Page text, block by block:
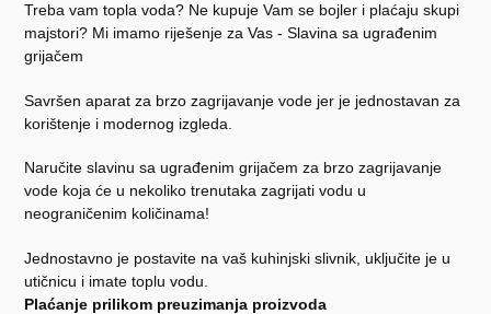
Treba vam topla voda? Ne kupuje Vam se bojler i plaćaju skupi
majstori? Mi imamo riješenje za Vas - Slavina sa ugrađenim
grijačem
Savršen aparat za brzo zagrijavanje vode jer je jednostavan za
korištenje i modernog izgleda.
Naručite slavinu sa ugrađenim grijačem za brzo zagrijavanje
vode koja će u nekoliko trenutaka zagrijati vodu u
neograničenim količinama!
Jednostavno je postavite na vaš kuhinjski slivnik, uključite je u
utičnicu i imate toplu vodu.
Plaćanje prilikom preuzimanja proizvoda